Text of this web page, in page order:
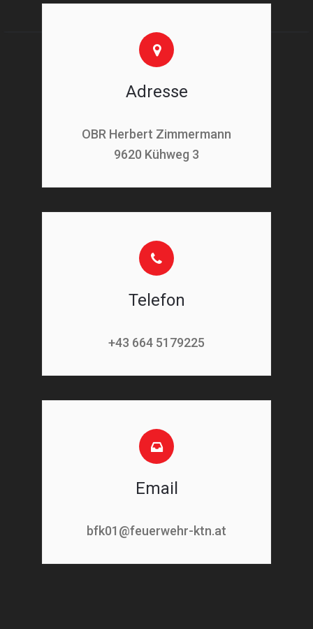
Adresse
OBR Herbert Zimmermann
9620 Kühweg 3
Telefon
+43 664 5179225
Email
bfk01@feuerwehr-ktn.at